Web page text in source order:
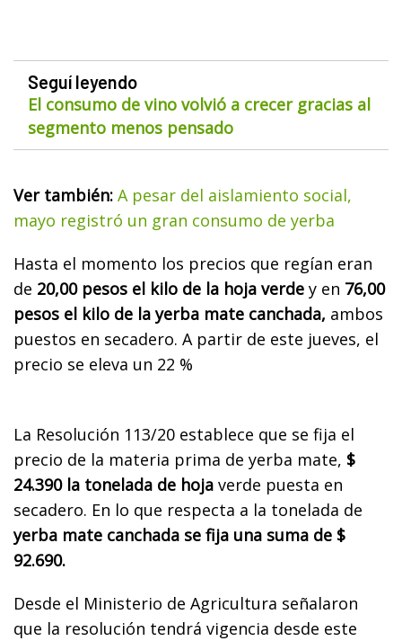
Seguí leyendo
El consumo de vino volvió a crecer gracias al
segmento menos pensado
Ver también: A pesar del aislamiento social,
mayo registró un gran consumo de yerba
Hasta el momento los precios que regían eran
de 20,00 pesos el kilo de la hoja verde y en 76,00
pesos el kilo de la yerba mate canchada, ambos
puestos en secadero. A partir de este jueves, el
precio se eleva un 22 %
La Resolución 113/20 establece que se fija el
precio de la materia prima de yerba mate, $
24.390 la tonelada de hoja verde puesta en
secadero. En lo que respecta a la tonelada de
yerba mate canchada se fija una suma de $
92.690.
Desde el Ministerio de Agricultura señalaron
que la resolución tendrá vigencia desde este